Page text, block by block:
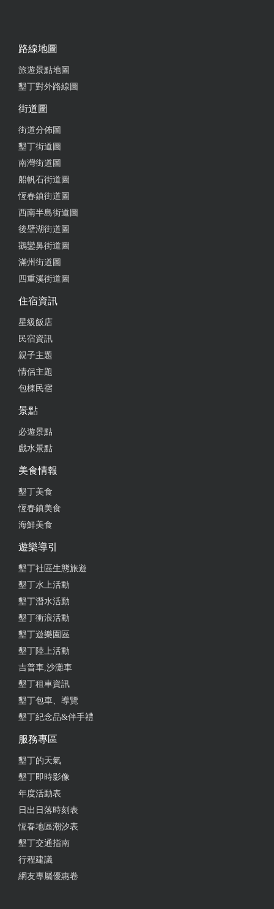
路線地圖
旅遊景點地圖
墾丁對外路線圖
街道圖
街道分佈圖
墾丁街道圖
南灣街道圖
船帆石街道圖
恆春鎮街道圖
西南半島街道圖
後壁湖街道圖
鵝鑾鼻街道圖
滿州街道圖
四重溪街道圖
住宿資訊
星級飯店
民宿資訊
親子主題
情侶主題
包棟民宿
景點
必遊景點
戲水景點
美食情報
墾丁美食
恆春鎮美食
海鮮美食
遊樂導引
墾丁社區生態旅遊
墾丁水上活動
墾丁潛水活動
墾丁衝浪活動
墾丁遊樂園區
墾丁陸上活動
吉普車,沙灘車
墾丁租車資訊
墾丁包車、導覽
墾丁紀念品&伴手禮
服務專區
墾丁的天氣
墾丁即時影像
年度活動表
日出日落時刻表
恆春地區潮汐表
墾丁交通指南
行程建議
網友專屬優惠卷